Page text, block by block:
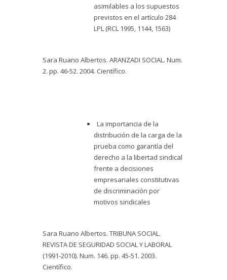
asimilables a los supuestos
previstos en el artículo 284
LPL (RCL 1995, 1144, 1563)
Sara Ruano Albertos. ARANZADI SOCIAL. Num.
2. pp. 46-52. 2004. Científico.
La importancia de la
distribución de la carga de la
prueba como garantía del
derecho a la libertad sindical
frente a decisiones
empresariales constitutivas
de discriminación por
motivos sindicales
Sara Ruano Albertos. TRIBUNA SOCIAL.
REVISTA DE SEGURIDAD SOCIAL Y LABORAL
(1991-2010). Num. 146. pp. 45-51. 2003.
Científico.